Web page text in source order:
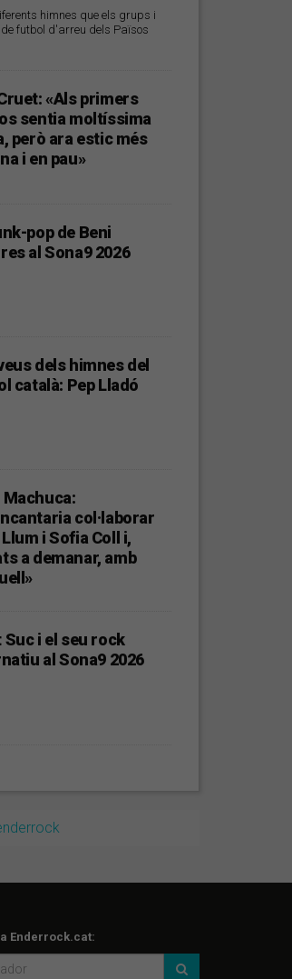
himnes que els grups i
futbol d'arreu dels Països
«Als primers
sentia moltíssima
però ara estic més
i en pau»
pop de Beni
al Sona9 2026
dels himnes del
català: Pep Lladó
Machuca:
col·laborar
i Sofia Coll i,
a demanar, amb
Suc i el seu rock
al Sona9 2026
Enderrock.cat: